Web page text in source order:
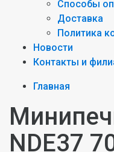
Способы
Доставка
Политика
Новости
Контакты и
Главная
NDE37